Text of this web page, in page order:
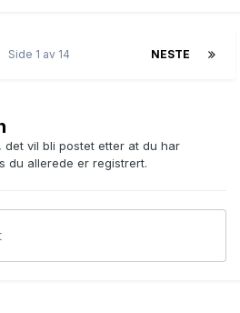
NESTE
Side 1 av 14
det vil bli postet etter at du har
du allerede er registrert.